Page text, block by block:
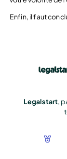
Enfin, il faut
Legalstart,